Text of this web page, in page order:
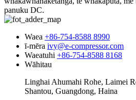
panuku DC.
Waea +86-754-8588 8990
ī-mēra ivy@e-compressor.com
Waeatuhi +86-754-8588 8168
Wāhitau
Linghai Ahumahi Rohe, Laimei
Shantou, Guangdong, Haina